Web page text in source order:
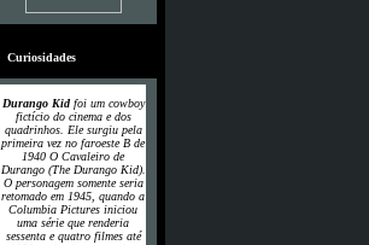
Curiosidades
Durango Kidfoi um cowboy
fictício do cinema e dos
quadrinhos. Ele surgiu pela
primeira vez no faroeste B de
1940 O Cavaleiro de
Durango(The Durango Kid).
O personagem somente seria
retomado em 1945, quando a
Columbia Pictures iniciou
uma série que renderia
sessenta e quatro filmes até